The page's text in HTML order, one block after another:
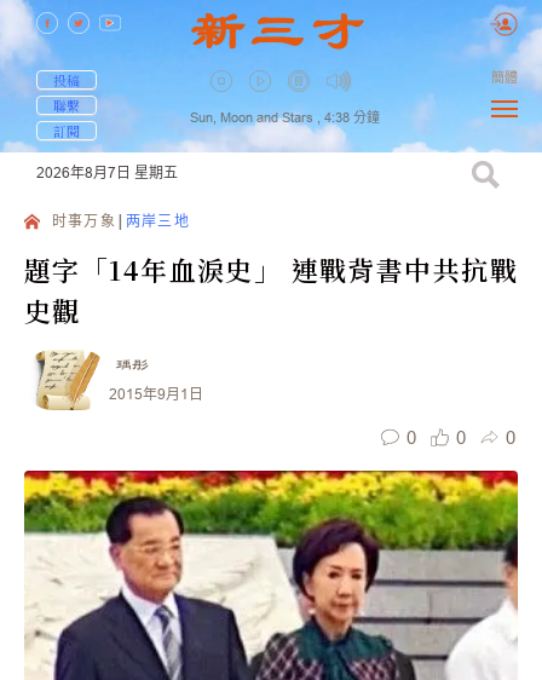
投稿
聯繫
訂閱
Sun, Moon and Stars , 4:38 分鐘
簡體
2026年8月7日 星期五
时事万象 两岸三地
題字「14年血淚史」 連戰背書中共抗戰
史觀
瑀彤
2015年9月1日
0 0 0